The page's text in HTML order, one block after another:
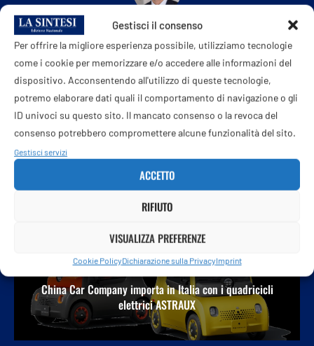
Gestisci il consenso
Per offrire la migliore esperienza possibile, utilizziamo tecnologie
come i cookie per memorizzare e/o accedere alle informazioni del
dispositivo. Acconsentendo all'utilizzo di queste tecnologie,
potremo elaborare dati quali il comportamento di navigazione o gli
ID univoci su questo sito. Il mancato consenso o la revoca del
consenso potrebbero compromettere alcune funzionalità del sito.
Gestisci servizi
ACCETTO
RIFIUTO
VISUALIZZA PREFERENZE
Cookie PolicyDichiarazione sulla PrivacyImprint
GIUSTINO MARAI
POST PRECEDENTE
L’Ue punta su Draghi e Merkel per mediare con Putin –
Eurofocus odcast, Adnkronos
China Car Company importa in Italia con i quadricicli
elettrici ASTRAUX